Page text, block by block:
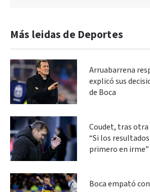
Más leidas de Deportes
Arruabarrena
explicó sus
de Boca
Coudet, tras otra
“Si los
primero en irme”
Boca empató